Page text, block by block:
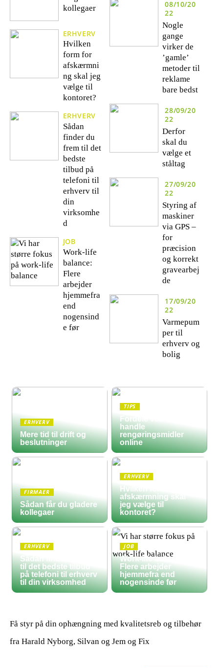
kollegaer
ERHVERV
Hvilken
form for
afskærmni
ng skal jeg
vælge til
kontoret?
ERHVERV
Sådan
finder du
frem til det
bedste
tilbud på
telefoni til
erhverv til
din
virksomhe
d
JOB
Work-life
balance:
Flere
arbejder
hjemmefra
end
nogensind
e før
08/10/20
22
Nogle
gange
virker de
’gamle’
metoder til
reklame
bare bedst
28/09/20
22
Derfor
skal du
vælge et
ståltag
27/09/20
22
Styring af
maskiner
via GPS –
for
præcision
og korrekt
gravearbej
de
17/09/20
22
Varmepum
per til
erhverv og
bolig
ERHVERV
Mere tid til drift og
beslutninger
TIPS
Fordele ved at
handle
rengøringsmidler
online
FIRMAER
Sådan får du gladere
kollegaer
ERHVERV
Hvilken form for
afskærmning skal
jeg vælge til
kontoret?
ERHVERV
Sådan finder du frem
til det bedste tilbud
på telefoni til erhverv
til din virksomhed
JOB
Work-life balance:
Flere arbejder
hjemmefra end
nogensinde før
Få styr på din ophængning med kvalitetsreb og tilbehør
fra Harald Nyborg, Silvan og Jem og Fix